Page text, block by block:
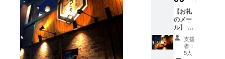
【お礼
のメー
ル】 ご
支援い
ただい
た方
支援
者：
5人